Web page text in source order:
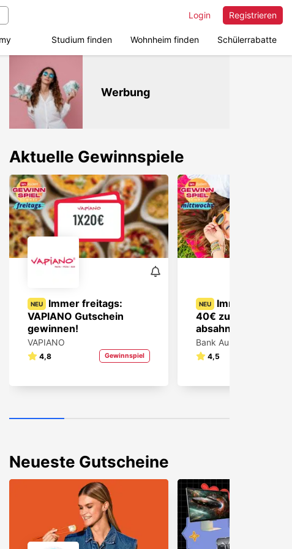
Registrieren
Login
Studium finden Wohnheim finden Schülerrabatte
Werbung
Aktuelle Gewinnspiele
NEU
Immer freitags:
VAPIANO Gutschein
gewinnen!
VAPIANO
4,8 Gewinnspiel
NEU
Immer
40€ zum Shoppen
absahnen!
Bank Austria
4,5
Neueste Gutscheine